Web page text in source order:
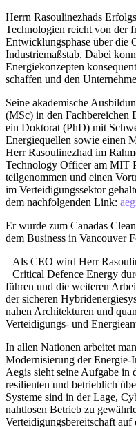
Herrn Rasoulinezhads
Technologien reicht von der
Entwicklungsphase über die
Industriemaßstab. Dabei
Energiekonzepten
schaffen und den
Seine akademische
(MSc) in den Fachbereichen
ein Doktorat (PhD) mit
Energiequellen sowie einen
Herr Rasoulinezhad im
Technology Officer am MIT
teilgenommen und einen
im Verteidigungssektor
dem nachfolgenden Link:
Er wurde zum Canadas
dem Business in Vancouver
Als CEO wird Herr
Critical Defence Energy
führen und die weiteren
der sicheren
nahen Architekturen und
Verteidigungs- und
In allen Nationen arbeitet
Modernisierung der Energie-
Aegis sieht seine Aufgabe in
resilienten und betrieblich
Systeme sind in der Lage,
nahtlosen Betrieb zu
Verteidigungsbereitschaft auf